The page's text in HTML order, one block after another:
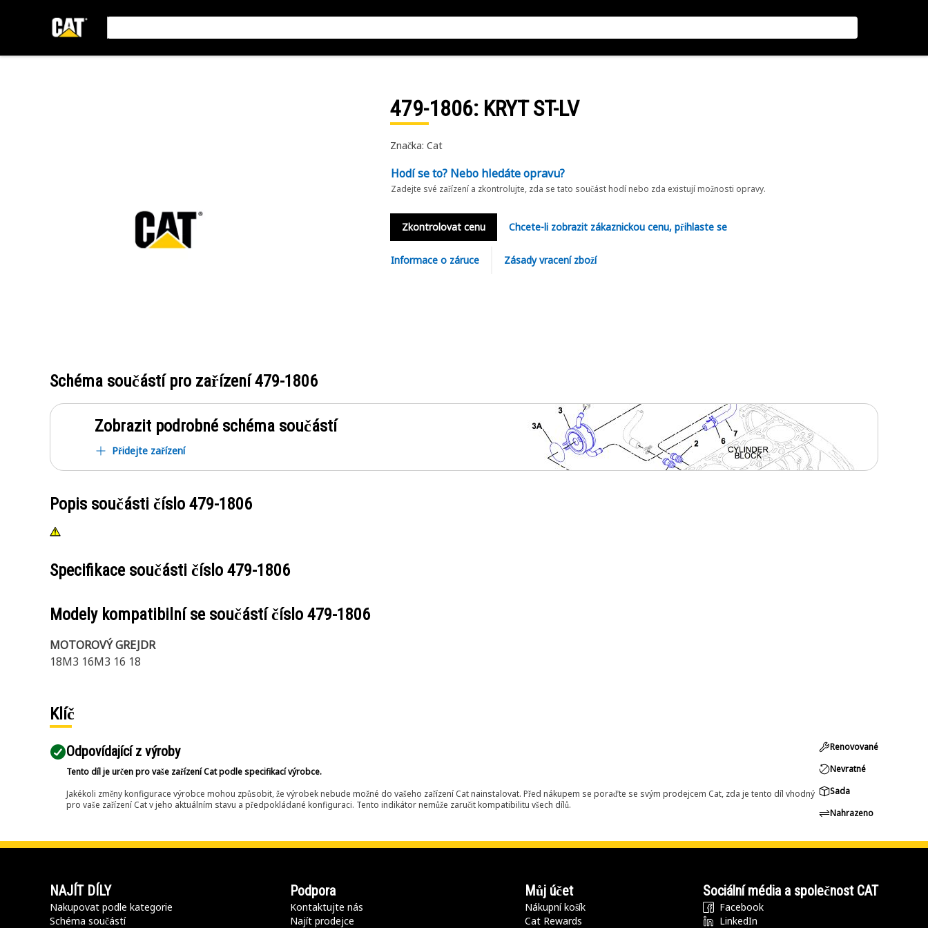
479-1806: KRYT ST-LV
Značka: Cat
Hodí se to? Nebo hledáte opravu?
Zadejte své zařízení a zkontrolujte, zda se tato součást hodí nebo zda existují možnosti opravy.
Zkontrolovat cenu Chcete-li zobrazit zákaznickou cenu, přihlaste se
Informace o záruce Zásady vracení zboží
Schéma součástí pro zařízení479-1806
Zobrazit podrobné schéma součástí
Přidejte zařízení
Popis součásti číslo 479-1806
Specifikace součásti číslo 479-1806
Modely kompatibilní se součástí číslo 479-1806
MOTOROVÝ GREJDR
18M3 16M3 16 18
Klíč
Odpovídající z výroby
Tento díl je určen pro vaše zařízení Cat podle specifikací výrobce.
Jakékoli změny konfigurace výrobce mohou způsobit, že výrobek nebude možné do vašeho zařízení Cat nainstalovat. Před nákupem se poraďte se svým prodejcem Cat, zda je tento díl vhodný
pro vaše zařízení Cat v jeho aktuálním stavu a předpokládané konfiguraci. Tento indikátor nemůže zaručit kompatibilitu všech dílů.
Renovované
Nevratné
Sada
Nahrazeno
NAJÍT DÍLY
Nakupovat podle kategorie
Schéma součástí
Podpora
Kontaktujte nás
Najít prodejce
Můj účet
Nákupní košík
Cat Rewards
Sociální média a společnost CAT
Facebook
LinkedIn